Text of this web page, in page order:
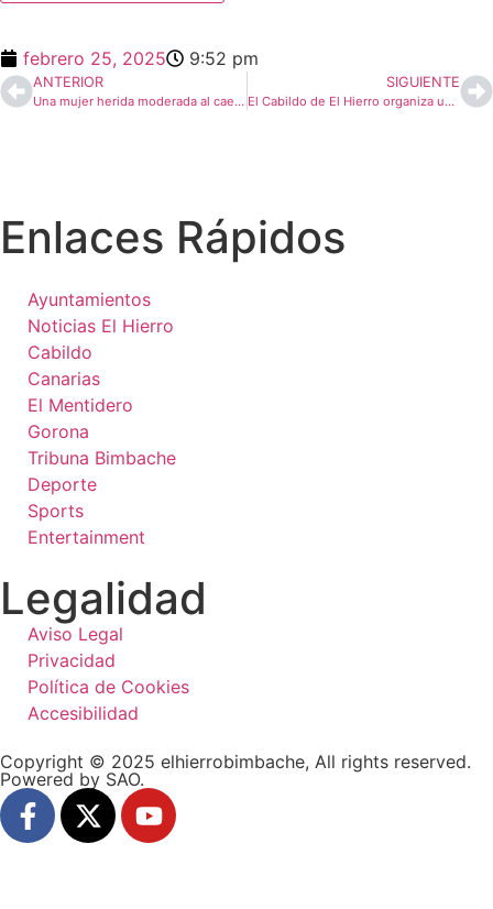
febrero 25, 2025 9:52 pm
ANTERIOR
Una mujer herida moderada al caer a un agujero en El Hierro
SIGUIENTE
El Cabildo de El Hierro organiza unas II Jornadas Técnicas de Emergencias
Enlaces Rápidos
Ayuntamientos
Noticias El Hierro
Cabildo
Canarias
El Mentidero
Gorona
Tribuna Bimbache
Deporte
Sports
Entertainment
Legalidad
Aviso Legal
Privacidad
Política de Cookies
Accesibilidad
Copyright © 2025 elhierrobimbache, All rights reserved.
Powered by SAO.